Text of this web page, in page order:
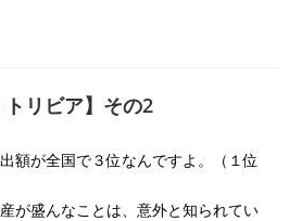
リビア】その2
額が全国で３位なんですよ。（１位
が盛んなことは、意外と知られてい